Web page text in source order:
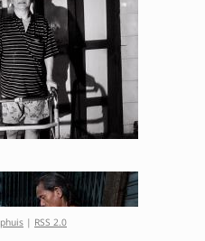
| RSS 2.0